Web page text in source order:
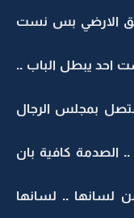
الارضي بس نست
احد يبطل الباب ..
بمجلس الرجال
الصدمة كافية بان
لسانها .. لسانها